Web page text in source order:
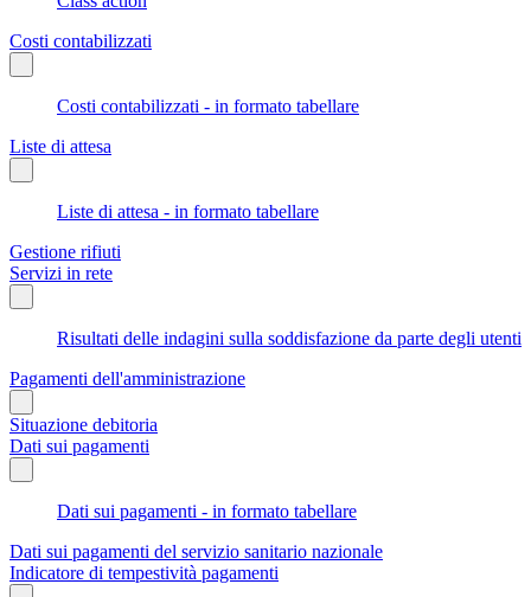
Costi contabilizzati
Costi contabilizzati - in formato tabellare
Liste di attesa
Liste di attesa - in formato tabellare
Gestione rifiuti
Servizi in rete
Risultati delle indagini sulla soddisfazione da parte degli utenti
Pagamenti dell'amministrazione
Situazione debitoria
Dati sui pagamenti
Dati sui pagamenti - in formato tabellare
Dati sui pagamenti del servizio sanitario nazionale
Indicatore di tempestività pagamenti